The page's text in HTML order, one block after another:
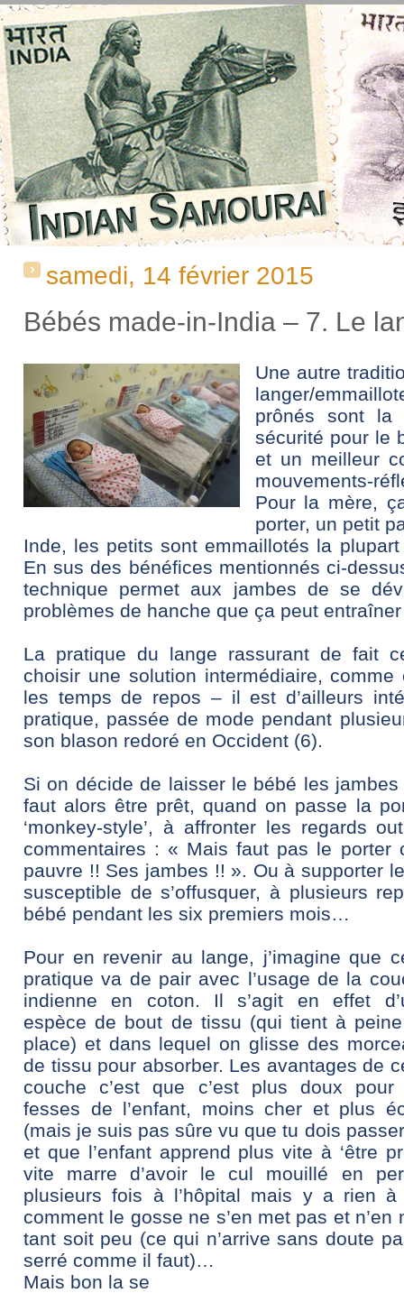
samedi, 14 février 2015
Bébés made-in-India – 7. Le
Une autre
langer/
prônés sont la
sécurité pour le
et un meilleur
mouvements-
Pour la mère,
porter, un petit
Inde, les petits sont emmaillotés la
En sus des bénéfices mentionnés ci-
technique permet aux jambes de se
problèmes de hanche que ça peut
La pratique du lange rassurant de fait
choisir une solution intermédiaire,
les temps de repos – il est d’ailleurs
pratique, passée de mode pendant
son blason redoré en Occident (6).
Si on décide de laisser le bébé les
faut alors être prêt, quand on passe la
‘monkey-style’, à affronter les regards
commentaires : « Mais faut pas le porter
pauvre !! Ses jambes !! ». Ou à supporter
susceptible de s’offusquer, à plusieurs
bébé pendant les six premiers mois…
Pour en revenir au lange, j’imagine que
pratique va de pair avec l’usage de la
indienne en coton. Il s’agit en effet
espèce de bout de tissu (qui tient à
place) et dans lequel on glisse des
de tissu pour absorber. Les avantages de
couche c’est que c’est plus doux pour
fesses de l’enfant, moins cher et plus
(mais je suis pas sûre vu que tu dois
et que l’enfant apprend plus vite à ‘être
vite marre d’avoir le cul mouillé en
plusieurs fois à l’hôpital mais y a rien
comment le gosse ne s’en met pas et
tant soit peu (ce qui n’arrive sans doute
serré comme il faut)…
Mais bon la se